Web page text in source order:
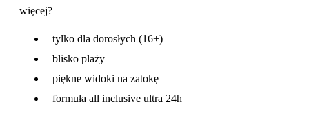
więcej?
tylko dla dorosłych (16+)
blisko plaży
piękne widoki na zatokę
formuła all inclusive ultra 24h